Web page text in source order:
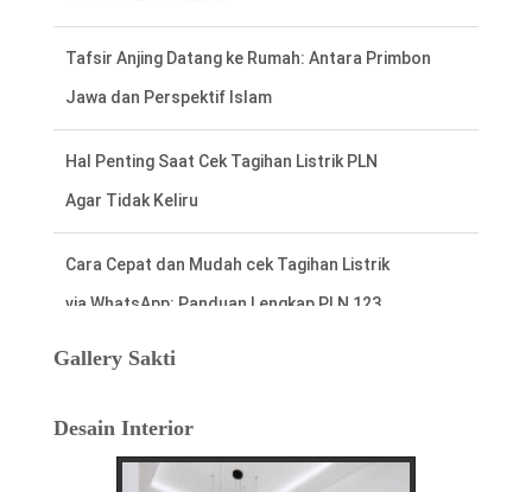
Menurut Hitungan Jawa
Gallery Sakti
Desain Interior